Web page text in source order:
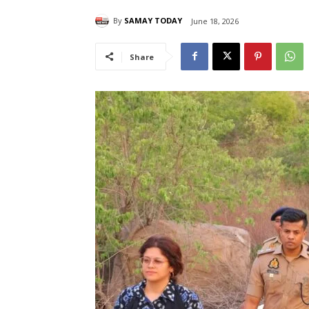
By SAMAY TODAY June 18, 2026
Share